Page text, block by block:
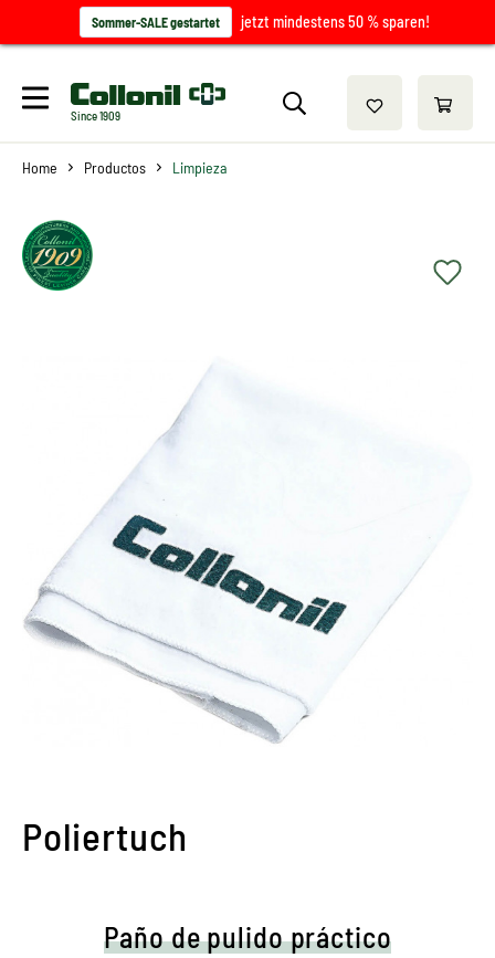
Sommer-SALE gestartet jetzt mindestens 50 % sparen!
Since 1909
Home Productos Limpieza
Poliertuch
Paño de pulido práctico